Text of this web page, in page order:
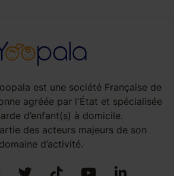
est une société Française de
agréée par l'État et spécialisée
d’enfant(s) à domicile.
des acteurs majeurs de son
domaine d’activité.